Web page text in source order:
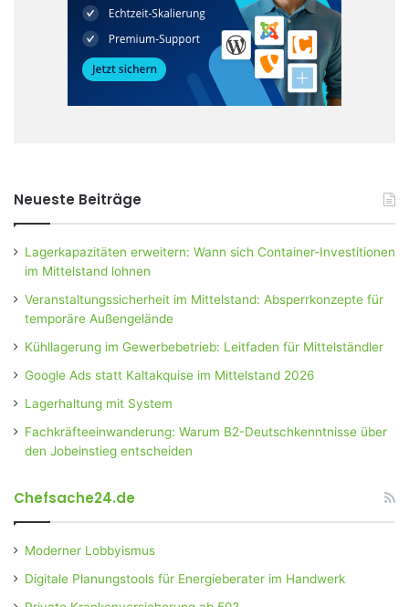
Neueste Beiträge
Lagerkapazitäten erweitern: Wann sich Container-Investitionen
im Mittelstand lohnen
Veranstaltungssicherheit im Mittelstand: Absperrkonzepte für
temporäre Außengelände
Kühllagerung im Gewerbebetrieb: Leitfaden für Mittelständler
Google Ads statt Kaltakquise im Mittelstand 2026
Lagerhaltung mit System
Fachkräfteeinwanderung: Warum B2-Deutschkenntnisse über
den Jobeinstieg entscheiden
Chefsache24.de
Moderner Lobbyismus
Digitale Planungstools für Energieberater im Handwerk